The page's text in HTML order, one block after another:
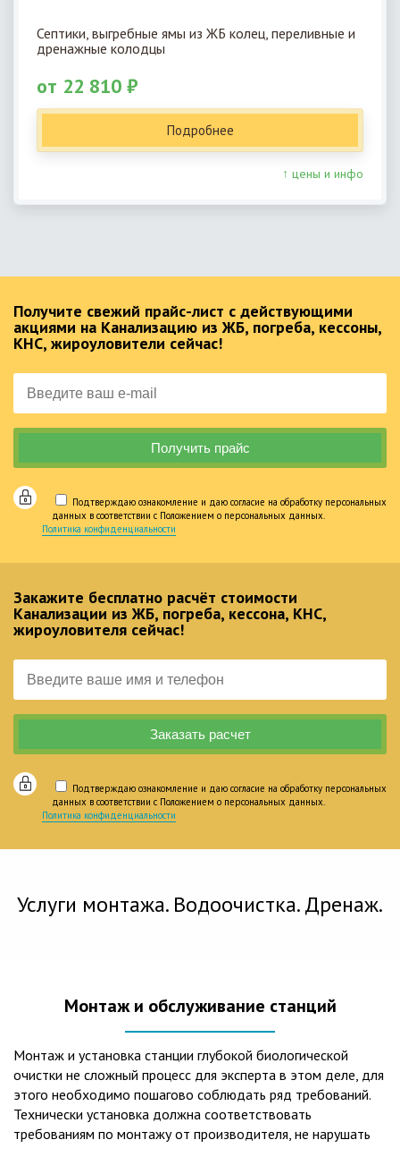
Септики, выгребные ямы из ЖБ колец, переливные и
дренажные колодцы
от 22 810 ₽
Подробнее
↑ цены и инфо
Получите свежий прайс-лист с действующими
акциями на Канализацию из ЖБ, погреба, кессоны,
КНС, жироуловители сейчас!
Подтверждаю ознакомление и даю согласие на обработку персональных
данных в соответствии с Положением о персональных данных.
Политика конфиденциальности
Закажите бесплатно расчёт стоимости
Канализации из ЖБ, погреба, кессона, КНС,
жироуловителя сейчас!
Подтверждаю ознакомление и даю согласие на обработку персональных
данных в соответствии с Положением о персональных данных.
Политика конфиденциальности
Услуги монтажа. Водоочистка. Дренаж.
Монтаж и обслуживание станций
Монтаж и установка станции глубокой биологической
очистки не сложный процесс для эксперта в этом деле, для
этого необходимо пошагово соблюдать ряд требований.
Технически установка должна соответствовать
требованиям по монтажу от производителя, не нарушать